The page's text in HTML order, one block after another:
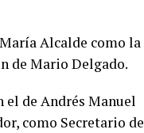
Alcalde como la
de Mario Delgado.
de Andrés Manuel
como Secretario de